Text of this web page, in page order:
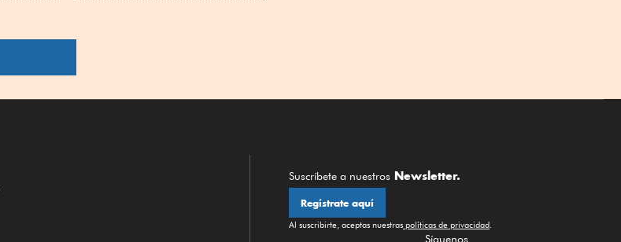
Suscríbete a nuestros Newsletter.
Regístrate aquí
Al suscribirte, aceptas nuestras políticas de privacidad
Síguenos